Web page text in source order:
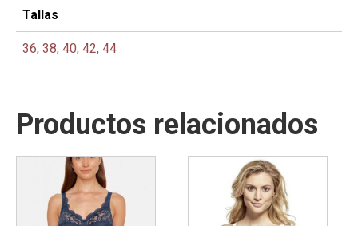
Tallas
36, 38, 40, 42, 44
Productos relacionados
producto
producto